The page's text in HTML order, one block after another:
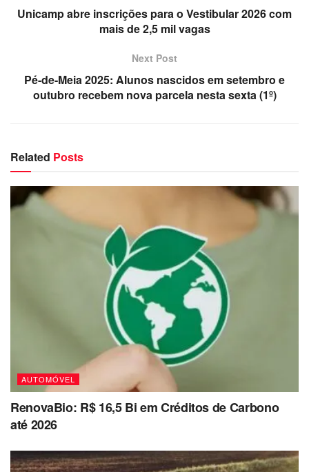
Unicamp abre inscrições para o Vestibular 2026 com
mais de 2,5 mil vagas
Next Post
Pé-de-Meia 2025: Alunos nascidos em setembro e
outubro recebem nova parcela nesta sexta (1º)
Related Posts
AUTOMÓVEL
RenovaBio: R$ 16,5 Bi em Créditos de Carbono
até 2026